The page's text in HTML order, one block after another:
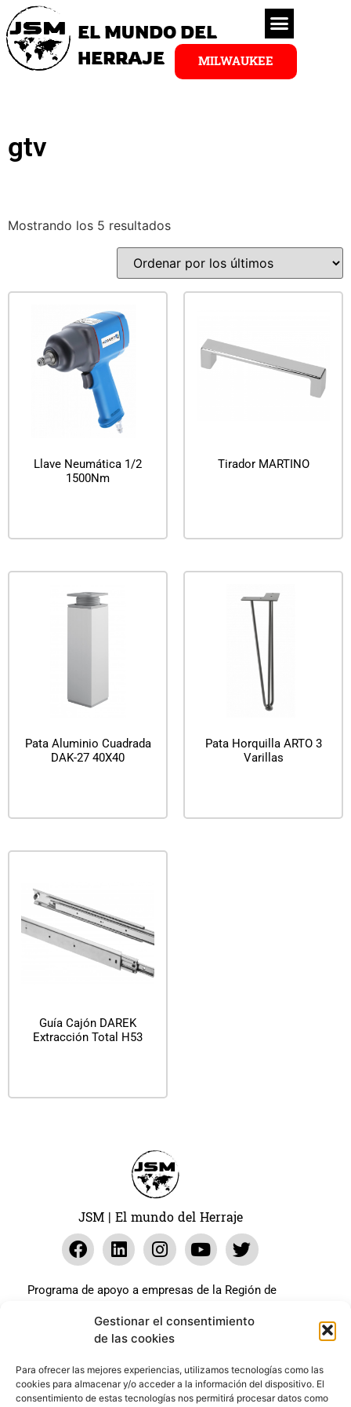
Gestionar el consentimiento
de las cookies
Para ofrecer las mejores experiencias, utilizamos tecnologías como las
cookies para almacenar y/o acceder a la información del dispositivo. El
consentimiento de estas tecnologías nos permitirá procesar datos como
EL MUNDO DEL
HERRAJE
MILWAUKEE
gtv
Mostrando los 5 resultados
Llave Neumática 1/2
1500Nm
Tirador MARTINO
Pata Aluminio Cuadrada
DAK-27 40X40
Pata Horquilla ARTO 3
Varillas
Guía Cajón DAREK
Extracción Total H53
JSM | El mundo del Herraje
Programa de apoyo a empresas de la Región de
económica de la pandemia Covid-19. La línea Covid-19
coste cero cofinanciada por la unión europea.
Beneficiario: JSM El mundo del Herraje, S.L. ///
Expediente: 2020.07.COSI.0483